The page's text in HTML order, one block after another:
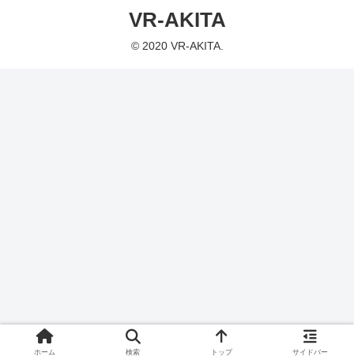
VR-AKITA
© 2020 VR-AKITA.
ホーム 検索 トップ サイドバー